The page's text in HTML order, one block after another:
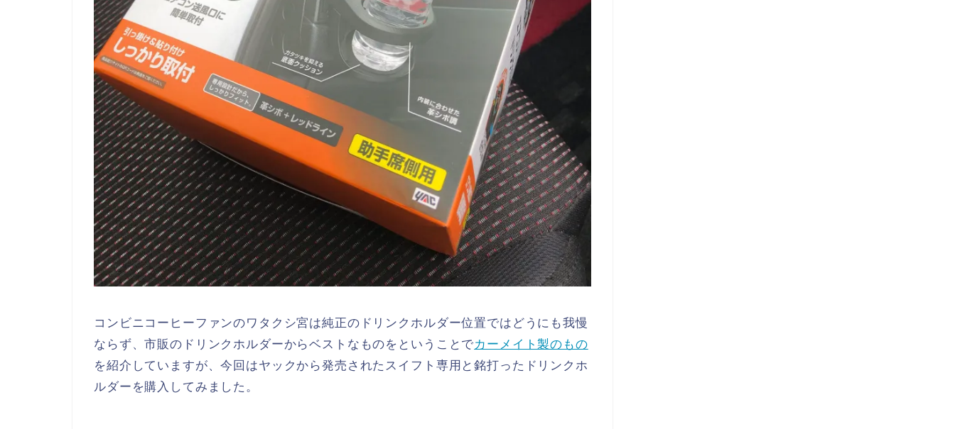
コンビニコーヒーファンのワタクシ宮は純正のドリンクホルダー位置ではどうにも我慢
ならず、市販のドリンクホルダーからベストなものをということでカーメイト製のもの
を紹介していますが、今回はヤックから発売されたスイフト専用と銘打ったドリンクホ
ルダーを購入してみました。